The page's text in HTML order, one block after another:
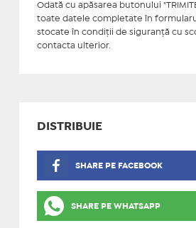
Odată cu apăsarea butonului
toate datele completate în
stocate în condiţii de siguranţă cu
contacta ulterior.
DISTRIBUIE
SHARE PE FACEBOOK
SHARE PE WHATSAPP